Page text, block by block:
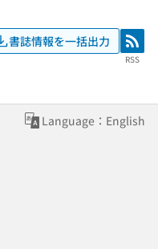
書誌情報を一括出力 RSS
RSS
Language：English